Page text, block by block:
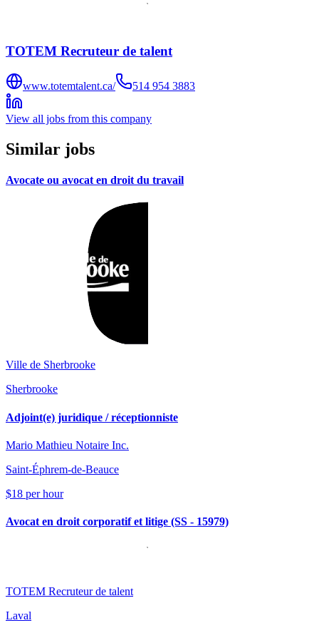
TOTEM Recruteur de talent
www.totemtalent.ca/ 514 954 3883
View all jobs from this company
Similar jobs
Avocate ou avocat en droit du travail
Ville de Sherbrooke
Sherbrooke
Adjoint(e) juridique / réceptionniste
Mario Mathieu Notaire Inc.
Saint-Éphrem-de-Beauce
$18 per hour
Avocat en droit corporatif et litige (SS - 15979)
TOTEM Recruteur de talent
Laval